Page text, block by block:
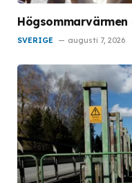
SVERIGE augusti 7, 2026